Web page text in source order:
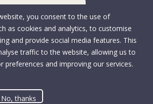
Copyright
Protection des données
Informations fiscales
you consent to the use of
as cookies and analytics, to customise
and provide social media features. This
traffic to the website, allowing us to
preferences and improving our services.
No, thanks